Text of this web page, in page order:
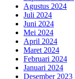
Agustus 2024
Juli 2024
Juni 2024
Mei 2024
April 2024
Maret 2024
Februari 2024
Januari 2024
Desember 2023